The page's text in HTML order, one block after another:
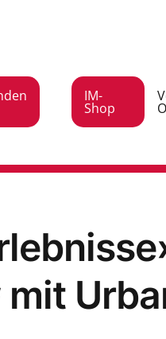
IM-
Shop